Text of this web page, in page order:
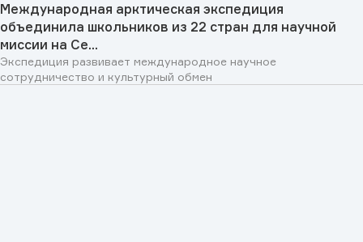
Международная арктическая экспедиция
объединила школьников из 22 стран для научной
миссии на Се...
Экспедиция развивает международное научное
сотрудничество и культурный обмен